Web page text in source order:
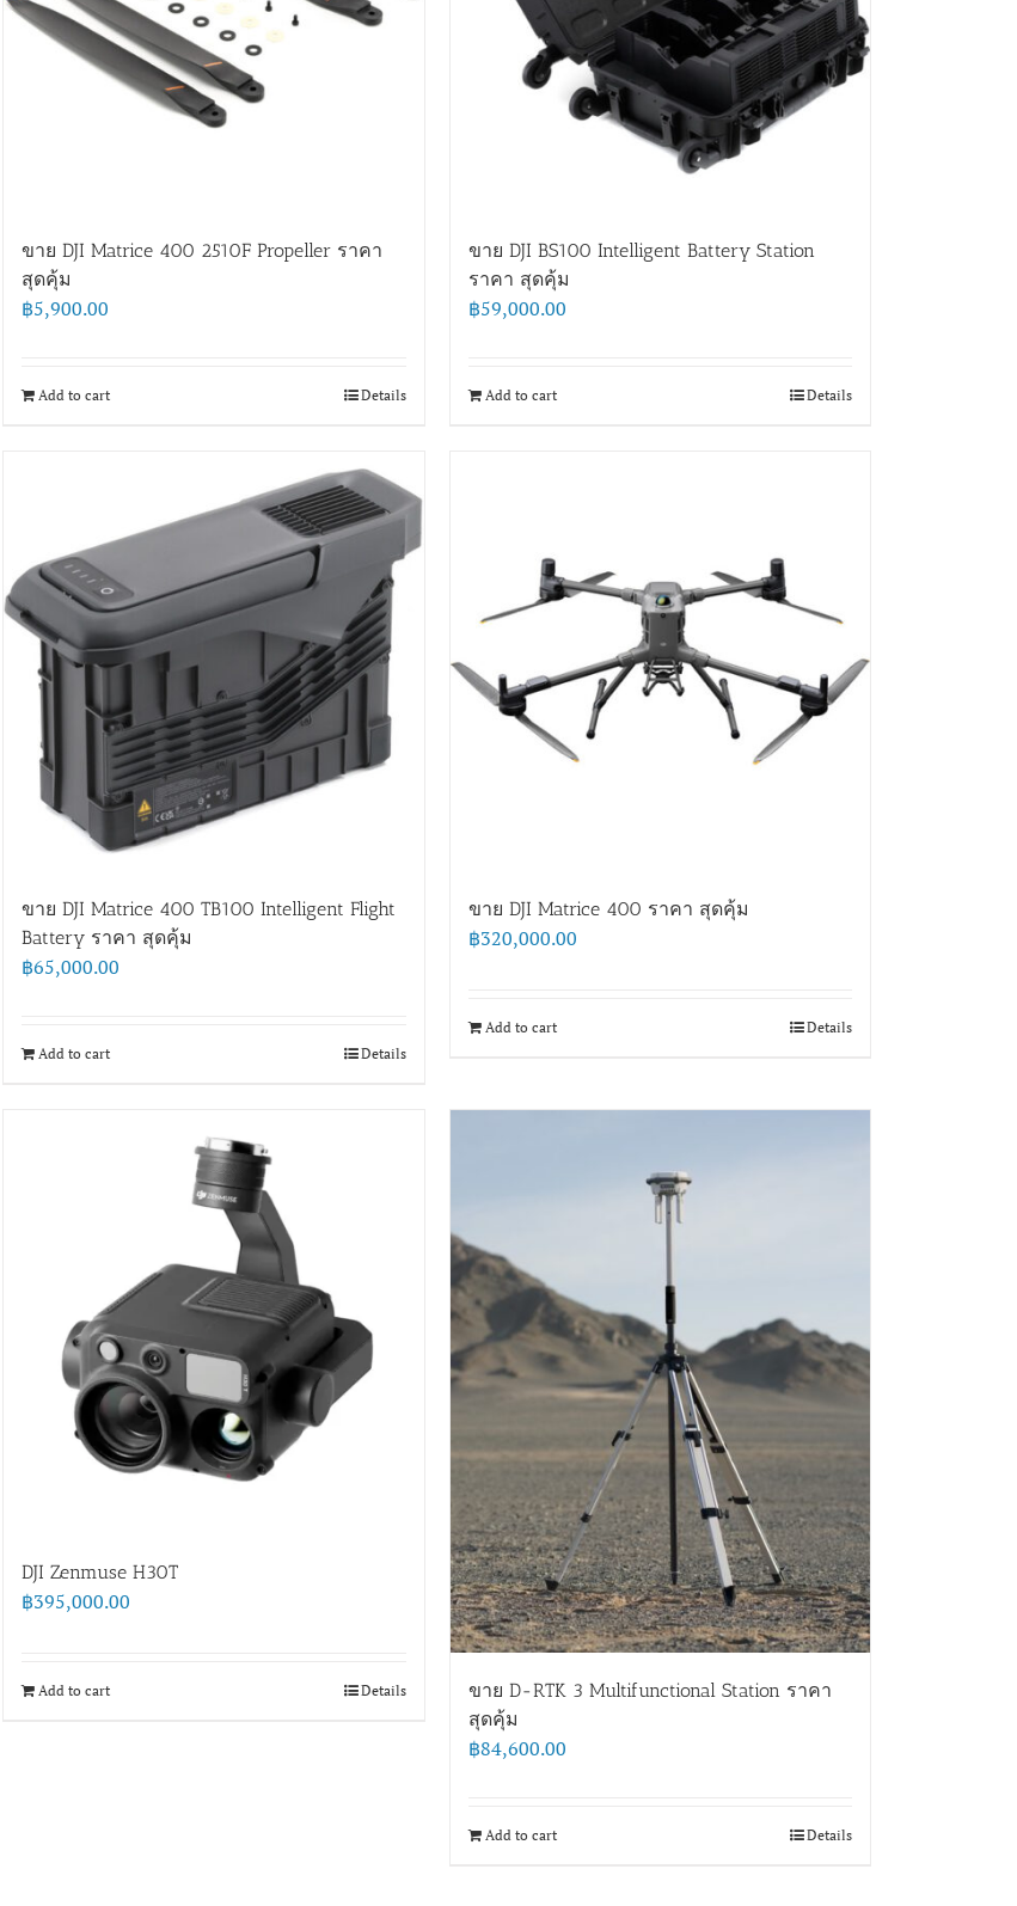
ขาย DJI Matrice 400 2510F Propeller ราคา
สุดคุ้ม
฿5,900.00
Add to cart Details
ขาย DJI BS100 Intelligent Battery Station
ราคา สุดคุ้ม
฿59,000.00
Add to cart Details
ขาย DJI Matrice 400 TB100 Intelligent Flight
Battery ราคา สุดคุ้ม
฿65,000.00
Add to cart Details
ขาย DJI Matrice 400 ราคา สุดคุ้ม
฿320,000.00
Add to cart Details
DJI Zenmuse H30T
฿395,000.00
Add to cart Details
ขาย D-RTK 3 Multifunctional Station ราคา
สุดคุ้ม
฿84,600.00
Add to cart Details